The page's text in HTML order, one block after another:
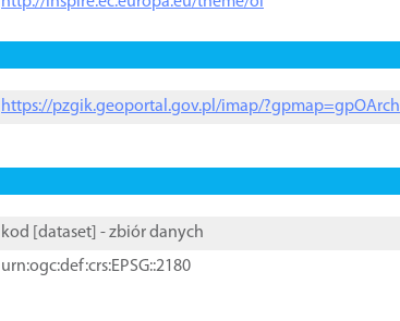
https://pzgik.geoportal.gov.pl/imap/?gpmap=gpOArch
kod [ dataset ] - zbiór danych
urn:ogc:def:crs:EPSG::2180